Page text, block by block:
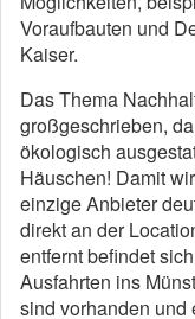
Voraufbauten und
Kaiser.
Das Thema
großgeschrieben,
ökologisch
Häuschen! Damit
einzige Anbieter
direkt an der
entfernt befindet
Ausfahrten ins
sind vorhanden und